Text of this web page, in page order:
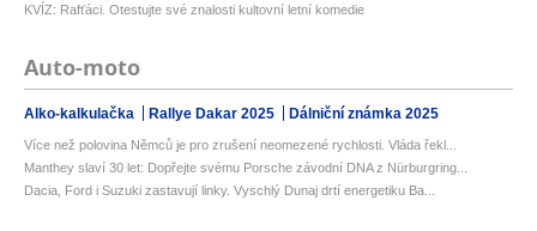
KVÍZ: Rafťáci. Otestujte své znalosti kultovní letní komedie
Auto-moto
Alko-kalkulačka Rallye Dakar 2025 Dálniční známka 2025
Více než polovina Němců je pro zrušení neomezené rychlosti. Vláda řekl...
Manthey slaví 30 let: Dopřejte svému Porsche závodní DNA z Nürburgring...
Dacia, Ford i Suzuki zastavují linky. Vyschlý Dunaj drtí energetiku Ba...